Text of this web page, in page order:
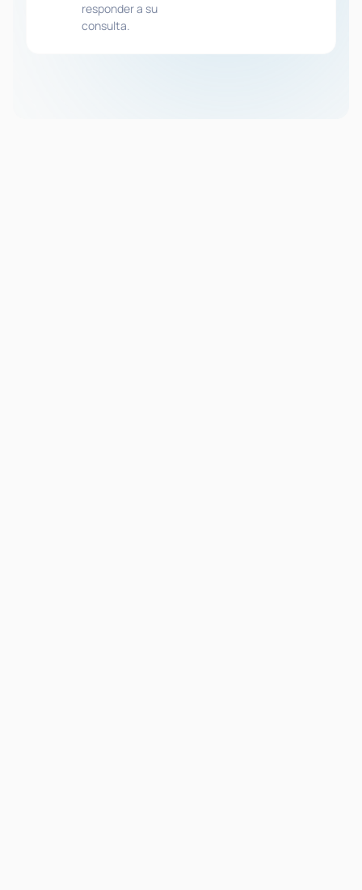
responder a su
consulta.